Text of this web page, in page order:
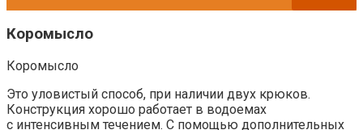
Коромысло
Коромысло
Это уловистый способ, при наличии двух крюков.
Конструкция хорошо работает в водоемах
с интенсивным течением. С помощью дополнительных